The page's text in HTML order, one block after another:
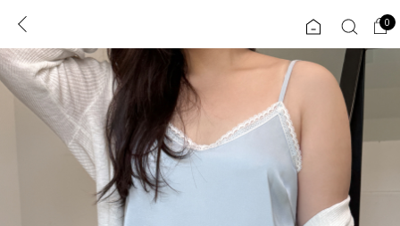
로그인 0
리뷰 & 혜택 플러스핏 회원혜택
CATEGORY COMMUNITY
0